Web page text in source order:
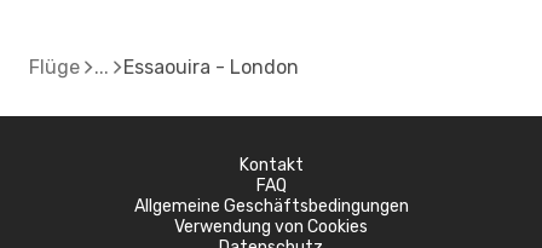
Flüge Essaouira - London
Kontakt
FAQ
Allgemeine Geschäftsbedingungen
Verwendung von Cookies